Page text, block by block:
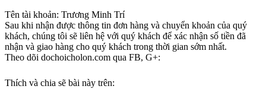
Tên tài khoản: Trương Minh Trí
Sau khi nhận được thông tin đơn hàng và chuyển khoản của quý
khách, chúng tôi sẽ liên hệ với quý khách để xác nhận số tiền đã
nhận và giao hàng cho quý khách trong thời gian sớm nhất.
Theo dõi dochoicholon.com qua FB, G+:
Thích và chia sẽ bài này trên: